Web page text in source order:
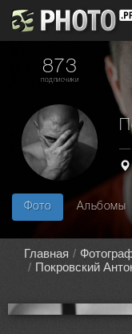
873
подписчики
—
Фото Альбомы
Главная
Покровский